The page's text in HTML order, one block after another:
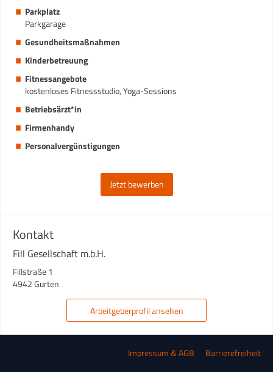
Parkplatz
Parkgarage
Gesundheitsmaßnahmen
Kinderbetreuung
Fitnessangebote
kostenloses Fitnessstudio, Yoga-Sessions
Betriebsärzt*in
Firmenhandy
Personalvergünstigungen
Jetzt bewerben
Kontakt
Fill Gesellschaft m.b.H.
Fillstraße 1
4942 Gurten
Arbeitgeberprofil ansehen
Impressum & AGB Barrierefreiheit